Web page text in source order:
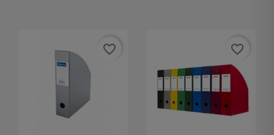
favorite_border favorite_border